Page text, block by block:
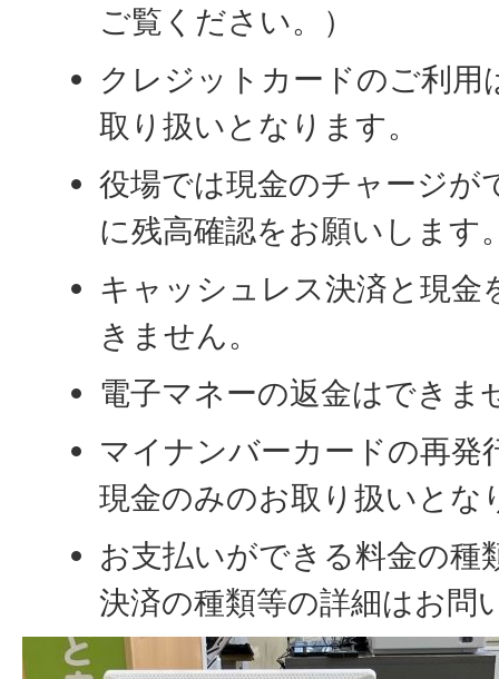
ご覧ください。）
クレジットカードのご利用
取り扱いとなります。
役場では現金のチャージが
に残高確認をお願いします
キャッシュレス決済と現金
きません。
電子マネーの返金はできま
マイナンバーカードの再発
現金のみのお取り扱いとな
お支払いができる料金の種
決済の種類等の詳細はお問